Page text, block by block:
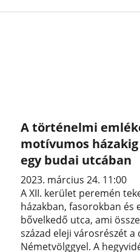
A történelmi
motívumos
egy budai utcában
2023. március 24. 11:00
A XII. kerület peremén
házakban, fasorokban és
bővelkedő utca, ami
század eleji városrészét a
Németvölggyel. A